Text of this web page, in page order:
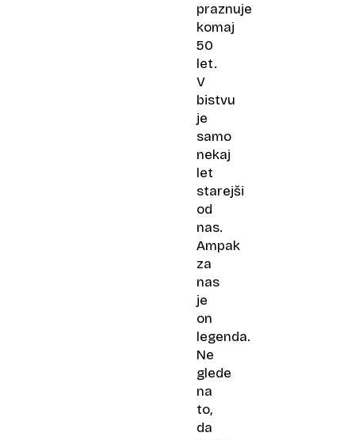
praznuje
komaj
50
let.
V
bistvu
je
samo
nekaj
let
starejši
od
nas.
Ampak
za
nas
je
on
legenda.
Ne
glede
na
to,
da